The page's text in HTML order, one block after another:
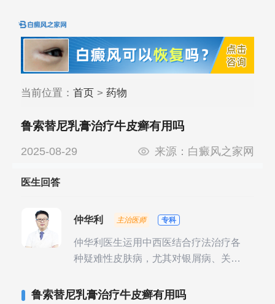
当前位置： 首页> 药物
鲁索替尼乳膏治疗牛皮癣有用吗
2025-08-29 来源： 白癜风之家网
医生回答
仲华利 主治医师 专科
仲华利医生运用中西医结合疗法治疗各
种疑难性皮肤病，尤其对银屑病、关节
鲁索替尼乳膏治疗牛皮癣有用吗